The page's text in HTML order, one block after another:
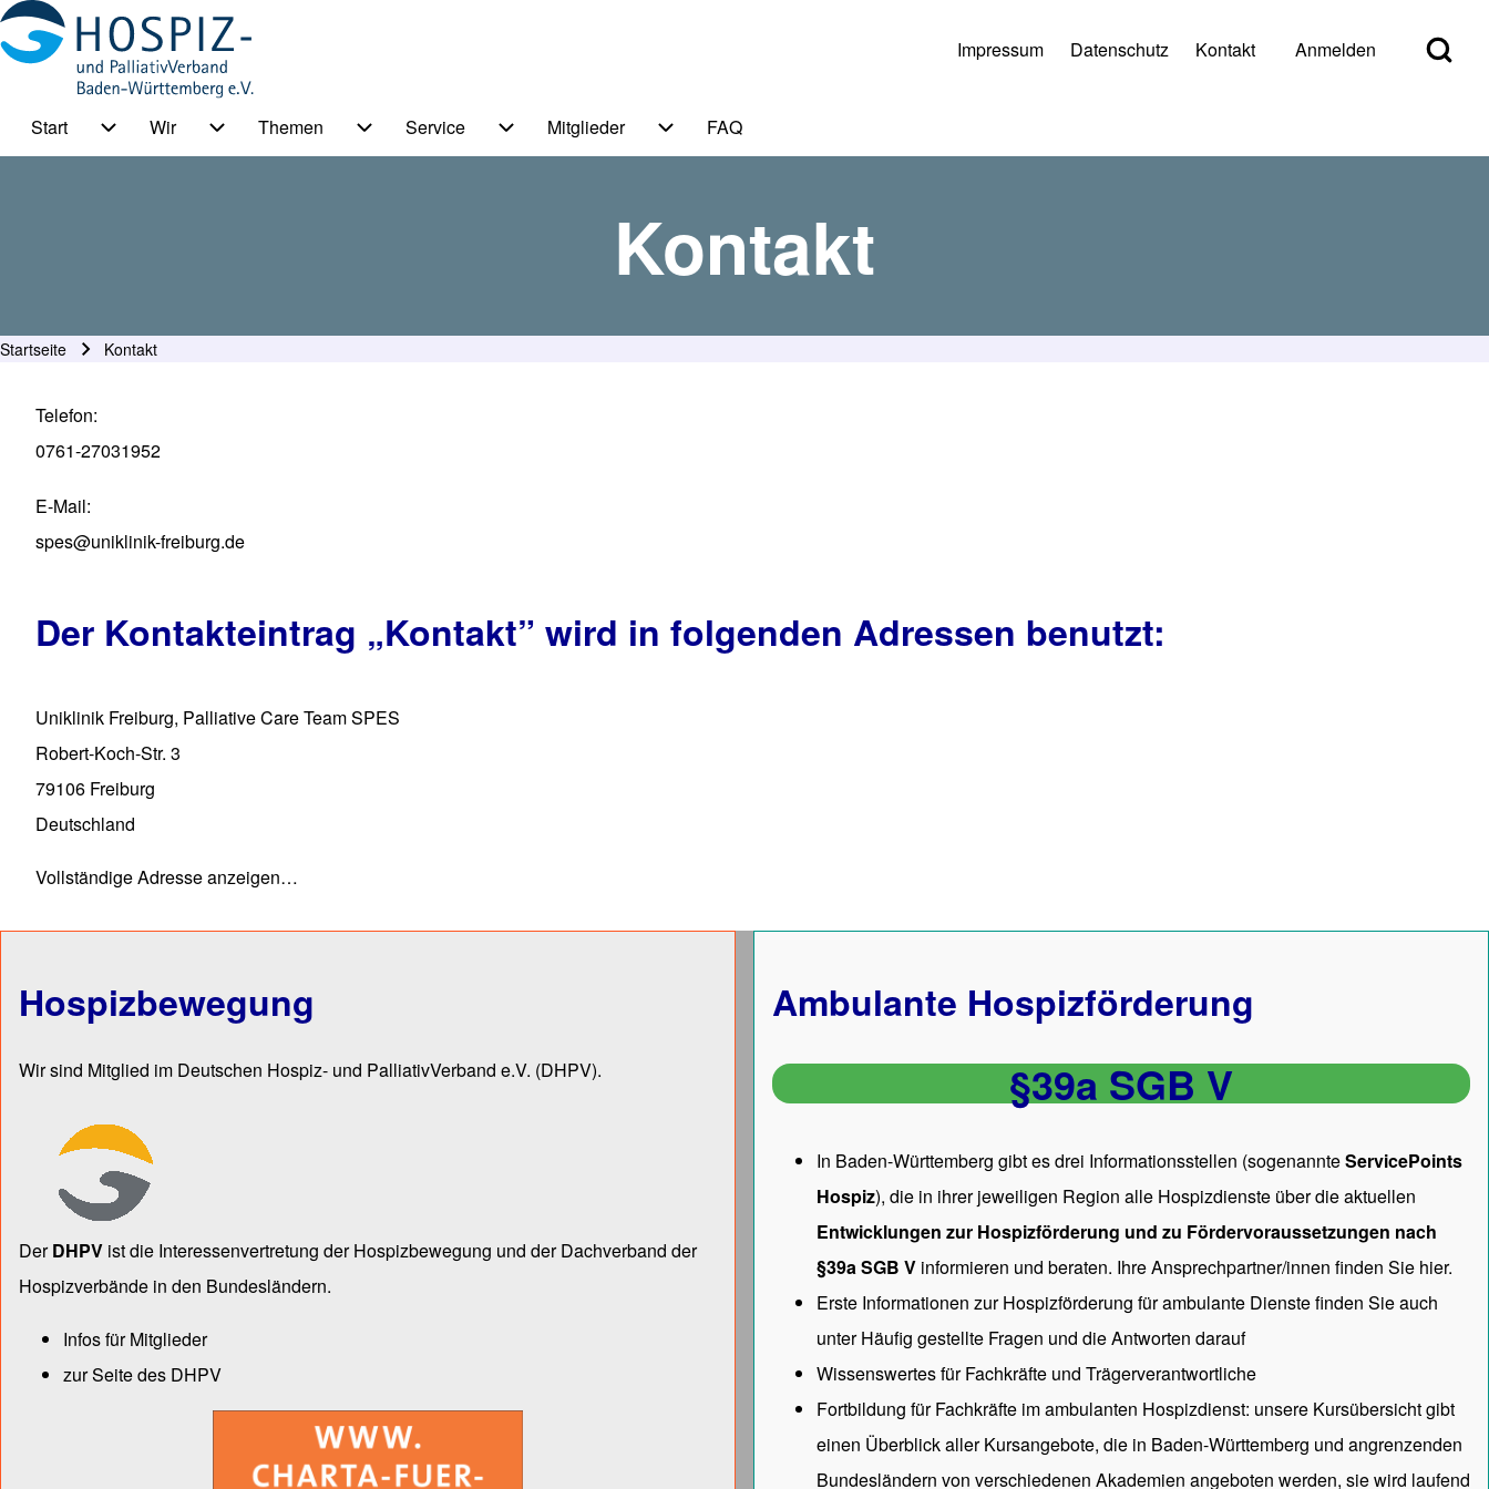
Open Search
User account menu
Impressum Datenschutz Kontakt Anmelden
HPV BW Hauptmenu
Start Wir Themen
Unternavigation von Themen
Service
Unternavigation von Service
Mitglieder FAQ
Kontakt
Startseite Kontakt
Telefon
0761-27031952
E-Mail
spes@uniklinik-freiburg.de
Der Kontakteintrag „Kontakt” wird in folgenden Adressen benutzt:
Uniklinik Freiburg, Palliative Care Team SPES
Robert-Koch-Str. 3
79106 Freiburg
Deutschland
Vollständige Adresse anzeigen…
Hospizbewegung
Wir sind Mitglied im Deutschen Hospiz- und PalliativVerband e.V. (DHPV).
DerDHPV ist die Inter­essen­ver­tre­tung der Hospiz­bewegung und der Dach­verband der
Hospiz­verbände in den Bun­des­län­dern.
Infos für Mitglieder
zur Seite des DHPV
Ambulante Hospizförderung
§39a SGB V
In Baden-Württemberg gibt es drei Informationsstellen (sogenannteServicePoints
Hospiz), die in ihrer jeweiligen Region alle Hospizdienste über die aktuellen
Entwicklungen zur Hospizförderung und zu Fördervoraussetzungen nach
§39a SGB V informieren und beraten. Ihre Ansprechpartner/innen finden Sie hier.
Erste Informationen zur Hospizförderung für ambulante Dienste finden Sie auch
unterHäufig gestellte Fragen und die Antworten darauf
Wissenswertes für Fachkräfte und Trägerverantwortliche
Fortbildung für Fachkräfte im ambulanten Hospizdienst: unsere Kursübersichtgibt
einen Überblick aller Kursangebote, die in Baden-Württemberg und angrenzenden
Bundesländern von verschiedenen Akademien angeboten werden, sie wird laufend